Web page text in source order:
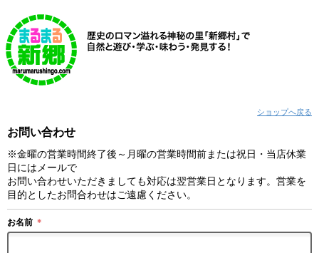
ショップへ戻る
お問い合わせ
※金曜の営業時間終了後～月曜の営業時間前または祝日・当店休業
日にはメールで
お問い合わせいただきましても対応は翌営業日となります。営業を
目的としたお問合わせはご遠慮ください。
お名前 ＊